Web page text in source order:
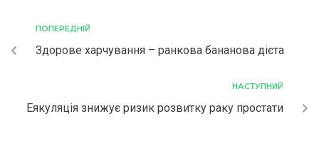
ПОПЕРЕДНІЙ
Здорове харчування – ранкова бананова дієта
НАСТУПНИЙ
Еякуляція знижує ризик розвитку раку простати